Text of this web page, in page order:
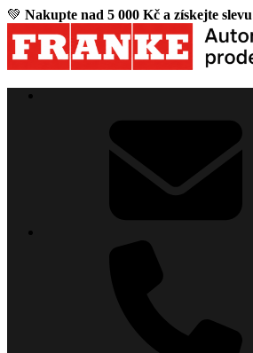
💚 Nakupte nad 5 000 Kč a získejte